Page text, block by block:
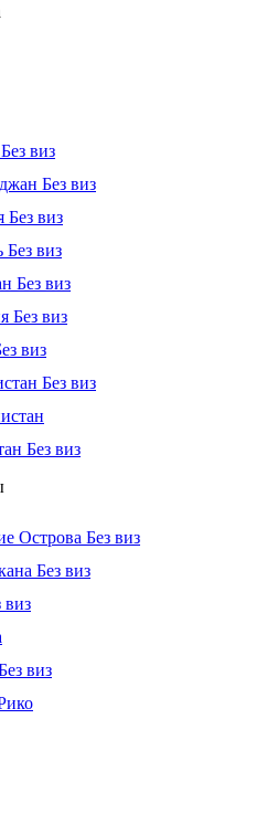
Без виз
Без виз
Без виз
Без виз
Без виз
Без виз
виз
Без виз
Без виз
Острова Без виз
Без виз
виз
виз